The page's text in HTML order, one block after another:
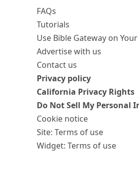
FAQs
Tutorials
Use Bible Gateway on
Advertise with us
Contact us
Privacy policy
California Privacy Rights
Do Not Sell My Personal
Cookie notice
Site: Terms of use
Widget: Terms of use